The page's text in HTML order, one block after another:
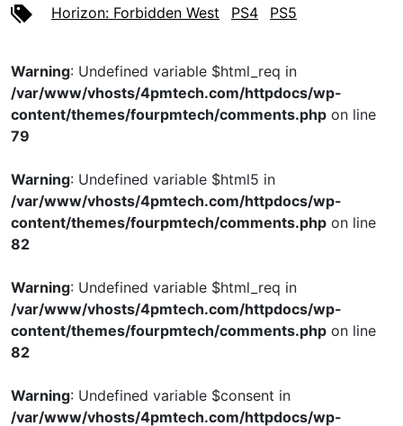
Horizon: Forbidden West PS4 PS5
Warning: Undefined variable $html_req in
/var/www/vhosts/4pmtech.com/httpdocs/wp-
content/themes/fourpmtech/comments.php on line
79
Warning: Undefined variable $html5 in
/var/www/vhosts/4pmtech.com/httpdocs/wp-
content/themes/fourpmtech/comments.php on line
82
Warning: Undefined variable $html_req in
/var/www/vhosts/4pmtech.com/httpdocs/wp-
content/themes/fourpmtech/comments.php on line
82
Warning: Undefined variable $consent in
/var/www/vhosts/4pmtech.com/httpdocs/wp-